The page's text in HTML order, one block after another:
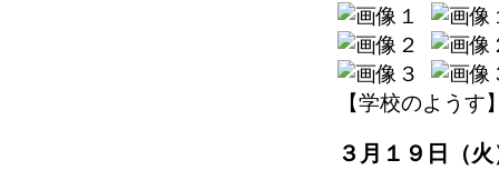
【学校のようす
３月１９日（